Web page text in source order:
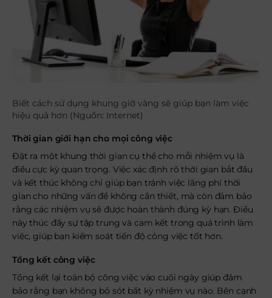
Biết cách sử dụng khung giờ vàng sẽ giúp bạn làm việc
hiệu quả hơn (Nguồn: Internet)
Thời gian giới hạn cho mọi công việc
Đặt ra một khung thời gian cụ thể cho mỗi nhiệm vụ là
điều cực kỳ quan trọng. Việc xác định rõ thời gian bắt đầu
và kết thúc không chỉ giúp bạn tránh việc lãng phí thời
gian cho những vấn đề không cần thiết, mà còn đảm bảo
rằng các nhiệm vụ sẽ được hoàn thành đúng kỳ hạn. Điều
này thúc đẩy sự tập trung và cam kết trong quá trình làm
việc, giúp bạn kiểm soát tiến độ công việc tốt hơn.
Tổng kết công việc
Tổng kết lại toàn bộ công việc vào cuối ngày giúp đảm
bảo rằng bạn không bỏ sót bất kỳ nhiệm vụ nào. Bên cạnh